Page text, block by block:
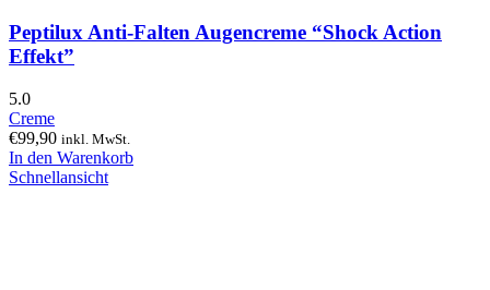
Peptilux Anti-Falten Augencreme “Shock Action
Effekt”
5.0
Creme
€99,90 inkl. MwSt.
In den Warenkorb
Schnellansicht